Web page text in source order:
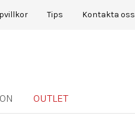
Tips Kontakta oss
OUTLET